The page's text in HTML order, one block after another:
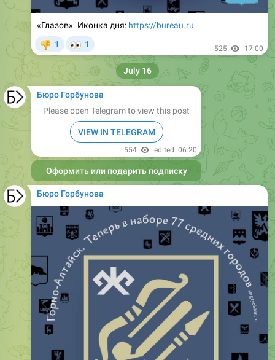
«Глазов». Иконка дня: https://bureau.ru
1 1 525 17:00
Бюро Горбунова
Please open Telegram to view this post
VIEW IN TELEGRAM
554 edited 06:20
Оформить или подарить подписку
July 16
Бюро Горбунова